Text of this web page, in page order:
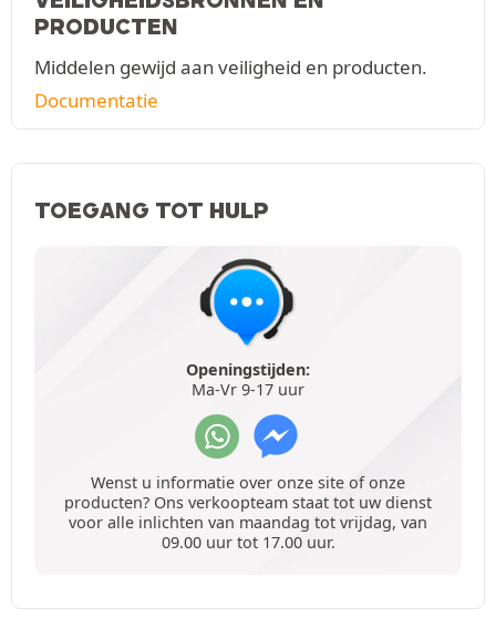
PRODUCTEN
Middelen gewijd aan veiligheid en producten.
Documentatie
TOEGANG TOT HULP
Openingstijden:
Ma-Vr 9-17 uur
Wenst u informatie over onze site of onze
producten? Ons verkoopteam staat tot uw dienst
voor alle inlichten van maandag tot vrijdag, van
09.00 uur tot 17.00 uur.